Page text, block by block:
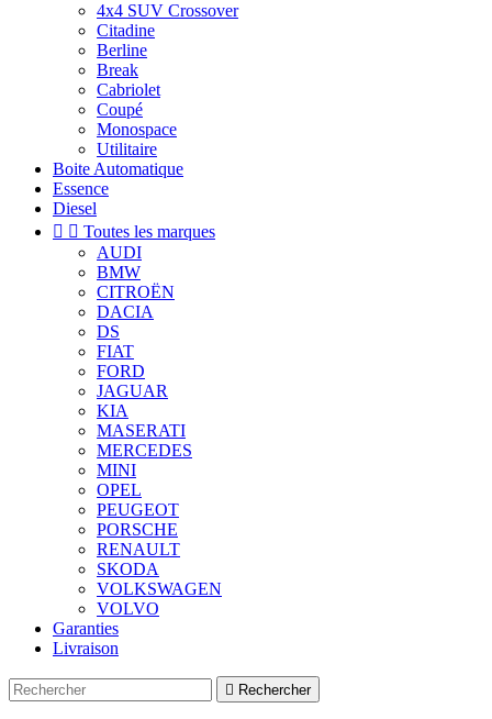
4x4 SUV Crossover
Citadine
Berline
Break
Cabriolet
Coupé
Monospace
Utilitaire
Boite Automatique
Essence
Diesel
  Toutes les marques
AUDI
BMW
CITROËN
DACIA
DS
FIAT
FORD
JAGUAR
KIA
MASERATI
MERCEDES
MINI
OPEL
PEUGEOT
PORSCHE
RENAULT
SKODA
VOLKSWAGEN
VOLVO
Garanties
Livraison
 Rechercher